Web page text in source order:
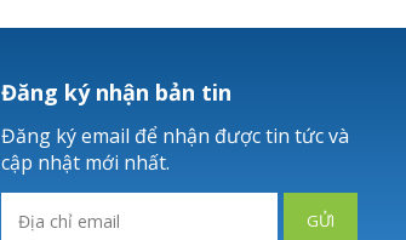
Đăng ký nhận bản tin
Đăng ký email để nhận được tin tức và
cập nhật mới nhất.
GỬI